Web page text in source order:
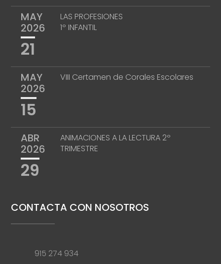
MAY
2026
21
LAS PROFESIONES
1º INFANTIL
MAY
2026
15
VIII Certamen de Corales Escolares
ABR
2026
29
ANIMACIONES A LA LECTURA 2º
TRIMESTRE
CONTACTA CON NOSOTROS
915 274 934